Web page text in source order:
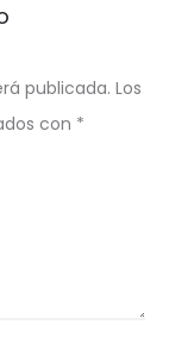
publicada. Los
con *